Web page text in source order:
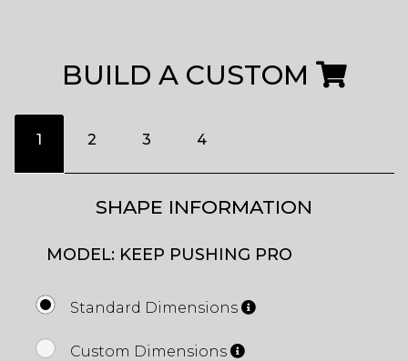
BUILD A CUSTOM
1 2 3 4
SHAPE INFORMATION
MODEL: KEEP PUSHING PRO
Standard Dimensions
Custom Dimensions